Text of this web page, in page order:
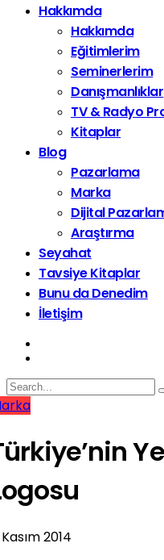
Hakkımda
Hakkımda
Eğitimlerim
Seminerlerim
Danışmanlıklar
TV & Radyo
Kitaplar
Blog
Pazarlama
Marka
Dijital
Araştırma
Seyahat
Tavsiye Kitaplar
Bunu da Denedim
İletişim
2014